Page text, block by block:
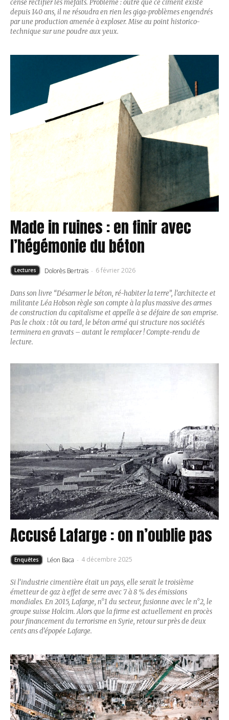
censé rectifier les méfaits. Problème : outre que ce ciment existe
depuis 140 ans, il ne résoudra en rien les giga-problèmes engendrés
par une production amenée à exploser. Mise au point historico-
technique sur une poudre aux yeux.
Made in ruines : en finir avec
l’hégémonie du béton
Lectures Dolorès Bertrais - 6 février 2026
Dans son livre “Désarmer le béton, ré-habiter la terre”, l’architecte et
militante Léa Hobson règle son compte à la plus massive des armes
de construction du capitalisme et appelle à se défaire de son emprise.
Pas le choix : tôt ou tard, le béton armé qui structure nos sociétés
terminera en gravats – autant le remplacer ! Compte-rendu de
lecture.
Accusé Lafarge : on n’oublie pas
Enquêtes Léon Baca - 4 décembre 2025
Si l’industrie cimentière était un pays, elle serait le troisième
émetteur de gaz à effet de serre avec 7 à 8 % des émissions
mondiales. En 2015, Lafarge, n°1 du secteur, fusionne avec le n°2, le
groupe suisse Holcim. Alors que la firme est actuellement en procès
pour financement du terrorisme en Syrie, retour sur près de deux
cents ans d’épopée Lafarge.